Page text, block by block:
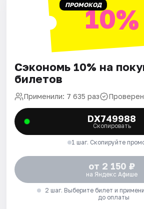
ПРОМОКОД10%
Сэкономь 10% на
билетов
Применили: 7 635 раз
DX749988
Скопировать
1 шаг. Скопируйте
от 2 150 ₽
на Яндекс Афише
2 шаг. Выберите билет и
до оплаты